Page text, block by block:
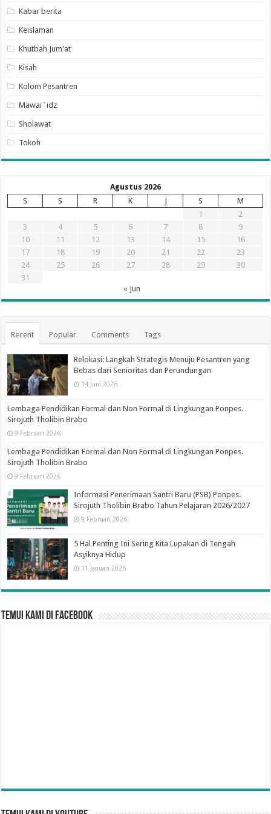
Kabar berita
Keislaman
Khutbah Jum'at
Kisah
Kolom Pesantren
Mawai`idz
Sholawat
Tokoh
Agustus 2026
S
S R K J S
M
1
2
3
4 5 6 7 8
9
10
11 12 13 14 15
16
17
18 19 20 21 22
23
24
25 26 27 28 29
30
31
« Jun
Recent Popular Comments Tags
Relokasi: Langkah Strategis Menuju Pesantren yang
Bebas dari Senioritas dan Perundungan
14 Juni 2026
Lembaga Pendidikan Formal dan Non Formal di Lingkungan Ponpes.
Sirojuth Tholibin Brabo
9 Februari 2026
Lembaga Pendidikan Formal dan Non Formal di Lingkungan Ponpes.
Sirojuth Tholibin Brabo
9 Februari 2026
Informasi Penerimaan Santri Baru (PSB) Ponpes.
Sirojuth Tholibin Brabo Tahun Pelajaran 2026/2027
9 Februari 2026
5 Hal Penting Ini Sering Kita Lupakan di Tengah
Asyiknya Hidup
11 Januari 2026
Temui Kami di Facebook